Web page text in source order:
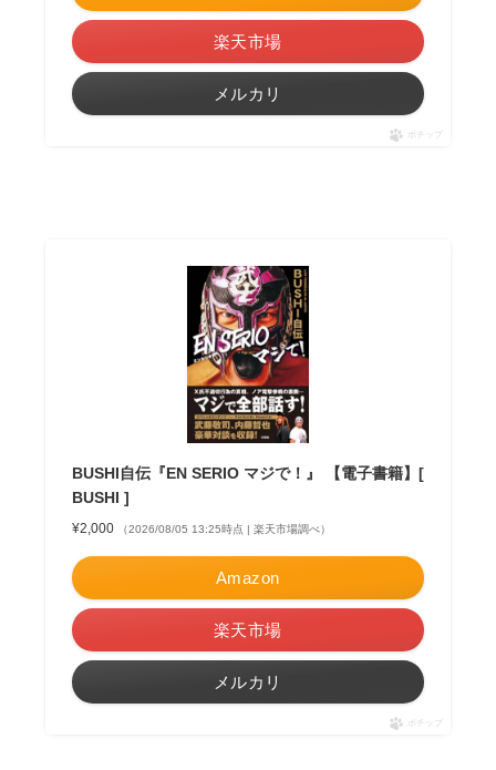
楽天市場
メルカリ
ポチップ
BUSHI自伝『EN SERIO マジで！』 【電子書籍】[
BUSHI ]
¥2,000 （2026/08/05 13:25時点 | 楽天市場調べ）
Amazon
楽天市場
メルカリ
ポチップ